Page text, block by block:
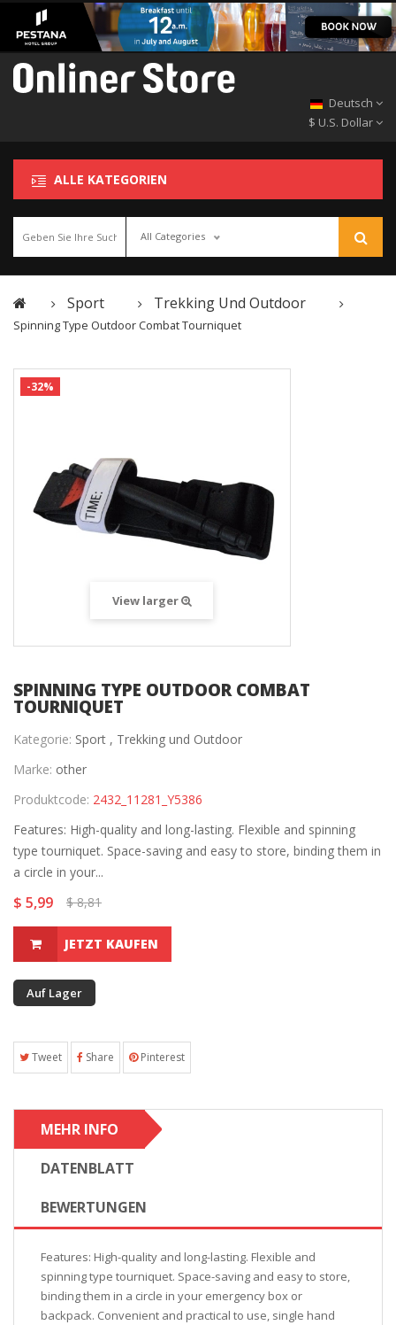
Deutsch
$ U.S. Dollar
ALLE KATEGORIEN
All Categories
Sport Trekking Und Outdoor
Spinning Type Outdoor Combat Tourniquet
-32%
View larger
SPINNING TYPE OUTDOOR COMBAT
TOURNIQUET
Kategorie: Sport , Trekking und Outdoor
Marke: other
Produktcode: 2432_11281_Y5386
Features: High-quality and long-lasting. Flexible and spinning
type tourniquet. Space-saving and easy to store, binding them in
a circle in your...
$ 5,99 $ 8,81
JETZT KAUFEN
Auf Lager
Tweet Share Pinterest
MEHR INFO
DATENBLATT
BEWERTUNGEN
Features: High-quality and long-lasting. Flexible and
spinning type tourniquet. Space-saving and easy to store,
binding them in a circle in your emergency box or
backpack. Convenient and practical to use, single hand